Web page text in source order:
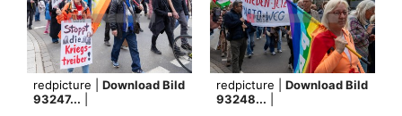
redpicture | Download Bild
93247...
redpicture | Download Bild
93248...